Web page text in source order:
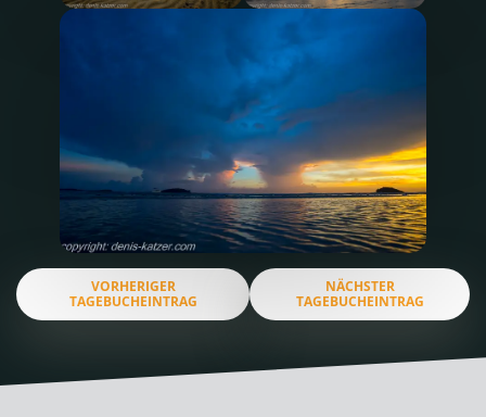
VORHERIGER
TAGEBUCHEINTRAG
NÄCHSTER
TAGEBUCHEINTRAG